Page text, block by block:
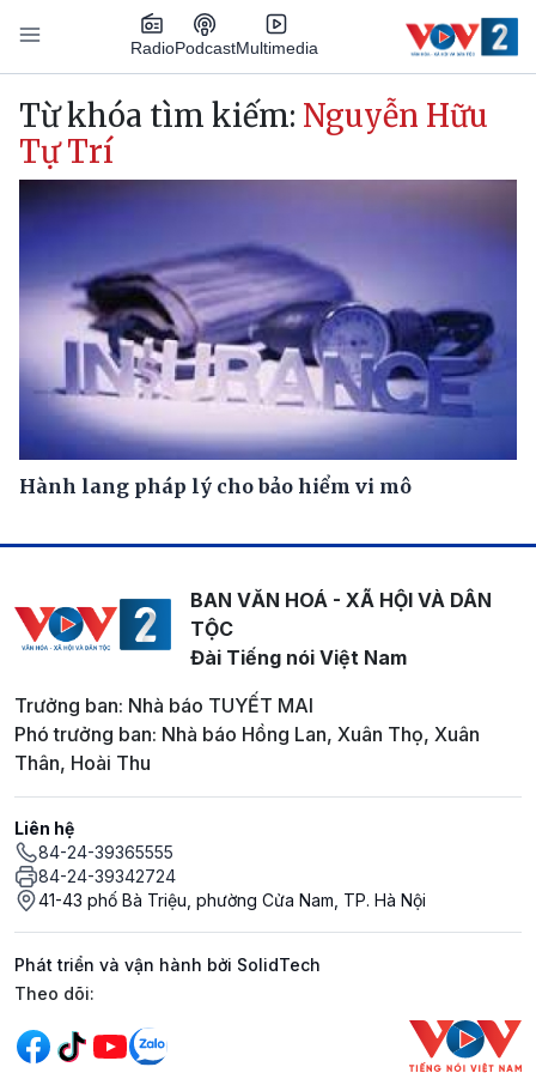
Nhảy đến nội dung
RadioPodcastMultimedia
Main navigation
Từ khóa tìm kiếm: Nguyễn Hữu
Tự Trí
Hành lang pháp lý cho bảo hiểm vi mô
BAN VĂN HOÁ - XÃ HỘI VÀ DÂN
TỘC
Đài Tiếng nói Việt Nam
Trưởng ban: Nhà báo TUYẾT MAI
Phó trưởng ban: Nhà báo Hồng Lan, Xuân Thọ, Xuân
Thân, Hoài Thu
Liên hệ
84-24-39365555
84-24-39342724
41-43 phố Bà Triệu, phường Cửa Nam, TP. Hà Nội
Phát triển và vận hành bởi SolidTech
Mạng xã hội
Theo dõi: